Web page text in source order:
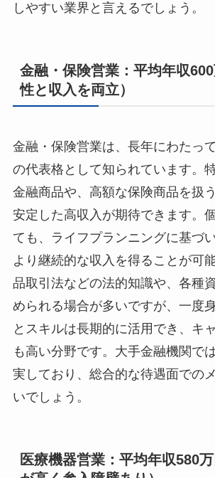
しやすい業界と言えるでしょう。
金融・保険営業：平均年収
性と収入を両立）
金融・保険営業は、長年にわたっ
の代表格として知られています。
金融商品や、高額な保険商品を扱
安定した高収入が期待できます。
ても、ライフプランニングに基づ
より継続的な収入を得ることが可
品取引法などの法的知識や、各種
められる場合が多いですが、一度
とスキルは長期的に活用でき、キ
も高い分野です。大手金融機関で
実しており、総合的な待遇面での
いでしょう。
医療機器営業：平均年収580